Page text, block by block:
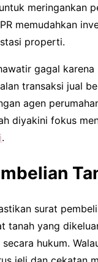
meringankan
memudahkan
properti.
gagal karena
transaksi jual
agen
diyakini fokus
.
surat
tanah yang
hukum.